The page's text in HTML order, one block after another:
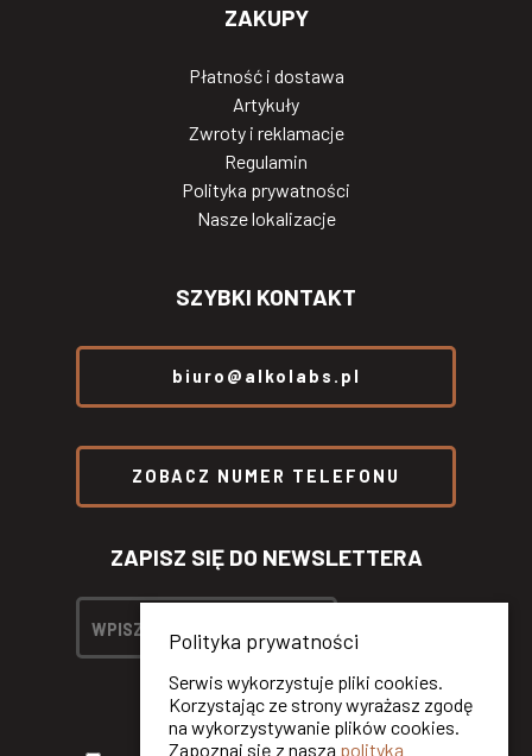
ZAKUPY
Płatność i dostawa
Artykuły
Zwroty i reklamacje
Regulamin
Polityka prywatności
Nasze lokalizacje
SZYBKI KONTAKT
biuro@alkolabs.pl
ZOBACZ NUMER TELEFONU
ZAPISZ SIĘ DO NEWSLETTERA
Polityka prywatności
Serwis wykorzystuje pliki cookies.
Korzystając ze strony wyrażasz zgodę
na wykorzystywanie plików cookies.
Zapoznaj się z naszą polityką